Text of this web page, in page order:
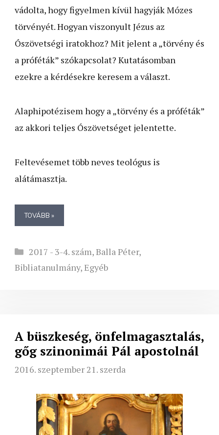
vádolta, hogy figyelmen kívül hagyják Mózes
törvényét. Hogyan viszonyult Jézus az
Ószövetségi iratokhoz? Mit jelent a „törvény és
a próféták” szókapcsolat? Kutatásomban
ezekre a kérdésekre keresem a választ.
Alaphipotézisem hogy a „törvény és a próféták”
az akkori teljes Ószövetséget jelentette.
Feltevésemet több neves teológus is
alátámasztja.
TOVÁBB »
Kategória
2017 - 3-4. szám,Balla Péter,
Bibliatanulmány,Egyéb
A büszkeség, önfelmagasztalás,
gőg szinonimái Pál apostolnál
2016. szeptember 21. szerda